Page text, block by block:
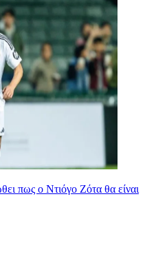
πως ο Ντιόγο Ζότα θα είναι